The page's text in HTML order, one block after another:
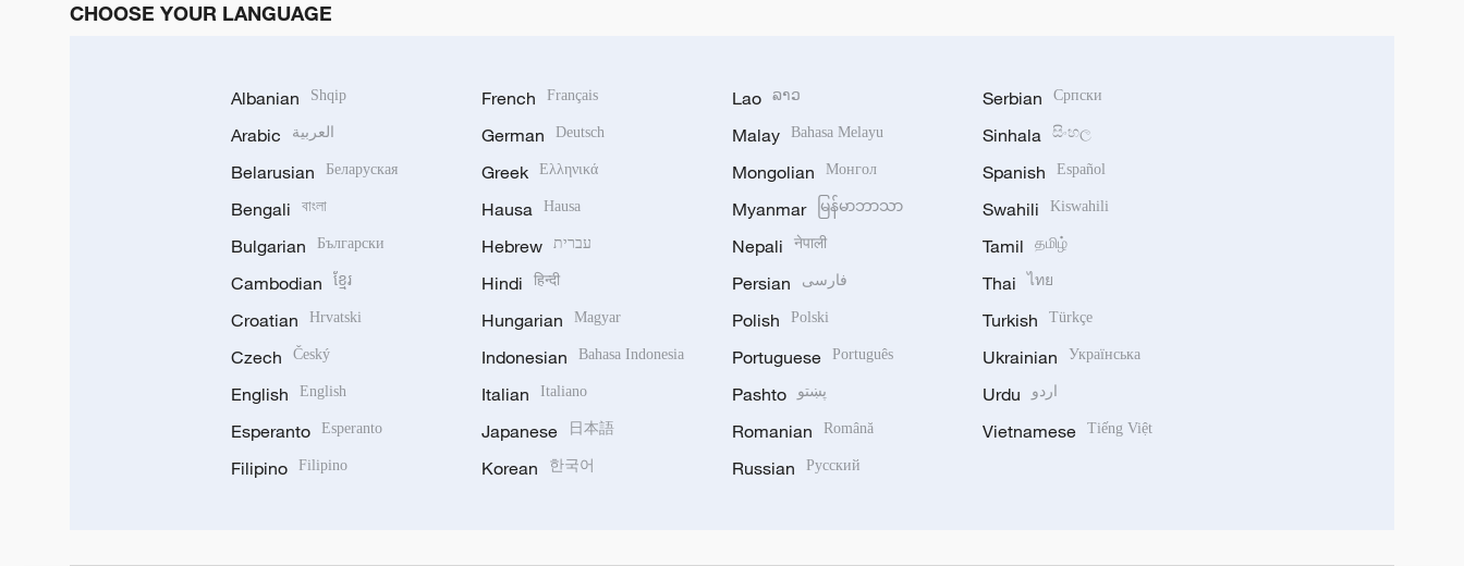
CHOOSE YOUR LANGUAGE
Albanian Shqip
Arabic العربية
Belarusian Беларуская
Bengali বাংলা
Bulgarian Български
Cambodian ខ្មែរ
Croatian Hrvatski
Czech Český
English English
Esperanto Esperanto
Filipino Filipino
French Français
German Deutsch
Greek Ελληνικά
Hausa Hausa
Hebrew עברית
Hindi हिन्दी
Hungarian Magyar
Indonesian Bahasa Indonesia
Italian Italiano
Japanese 日本語
Korean 한국어
Lao ລາວ
Malay Bahasa Melayu
Mongolian Монгол
Myanmar မြန်မာဘာသာ
Nepali नेपाली
Persian فارسی
Polish Polski
Portuguese Português
Pashto پښتو
Romanian Română
Russian Русский
Serbian Српски
Sinhala සිංහල
Spanish Español
Swahili Kiswahili
Tamil தமிழ்
Thai ไทย
Turkish Türkçe
Ukrainian Українська
Urdu اردو
Vietnamese Tiếng Việt